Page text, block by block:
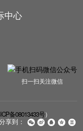
中心
扫一扫关注微信
备08013433号）
享到：